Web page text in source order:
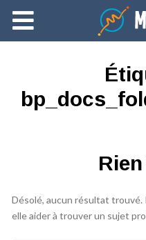
Ajouter du contenu
Désolé, aucun résultat
elle aider à trouver un sujet